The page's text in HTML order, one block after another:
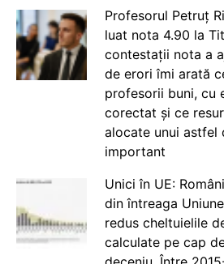
Profesorul Petruț
luat nota 4.90 la
contestații nota a
de erori îmi arată
profesorii buni, cu
corectat și ce
alocate unui astfel
important
Unici în UE:
din întreaga
redus cheltuielile
calculate pe cap